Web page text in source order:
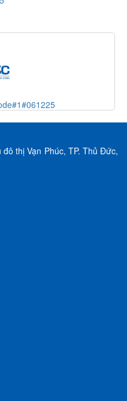
thị Vạn Phúc, TP. Thủ Đức,